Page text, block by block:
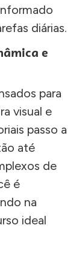
diárias.
e
para
visual e
passo a
até
de
é
na
ideal